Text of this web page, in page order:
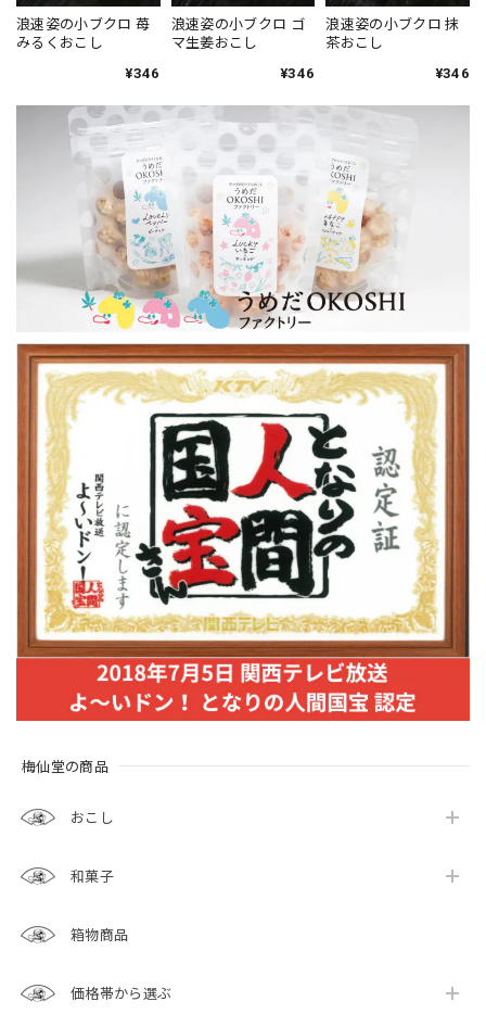
梅仙堂の商品
おこし
和菓子
箱物商品
価格帯から選ぶ
浪速姿の小ブクロ 苺
みるくおこし
¥346
浪速姿の小ブクロ ゴ
マ生姜おこし
¥346
浪速姿の小ブクロ 抹
茶おこし
¥346